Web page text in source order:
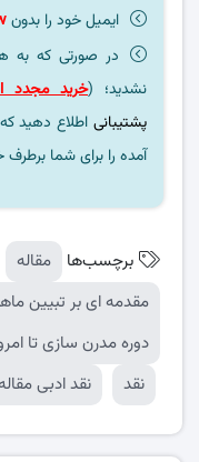
ایمیل خود را بدون
در صورتی که به
نشدید؛ (خرید مجدد
پشتیبانی اطلاع دهید
آمده را برای شما
برچسب‌ها
مقاله
مقدمه ای بر تبیین
دوره مدرن سازی تا
نقد
نقد ادبی